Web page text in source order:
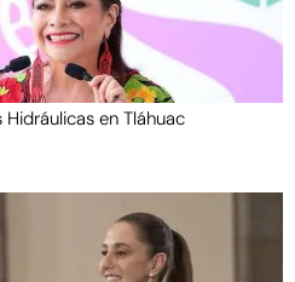
en Tláhuac